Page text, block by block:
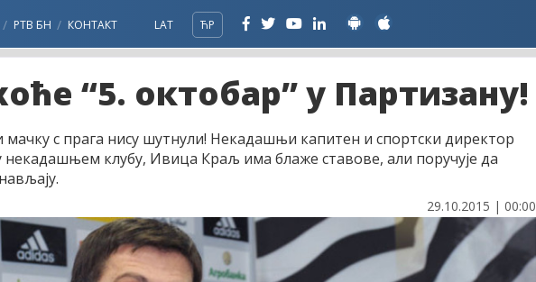
РТВ БН КОНТАКТ LAT ЋР
“5. октобар” у Партизану!
мачку с прага нису шутнули! Некадашњи капитен и спортски директор
некадашњем клубу, Ивица Краљ има блаже ставове, али поручује да
29.10.2015 | 00:00